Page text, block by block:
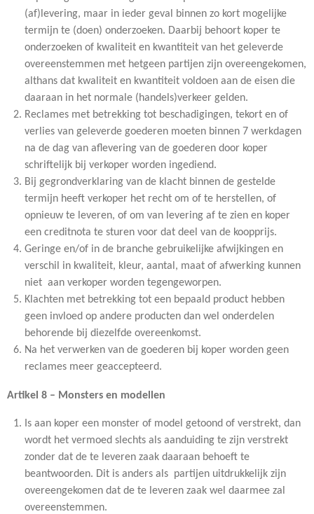
(af)levering, maar in ieder geval binnen zo kort mogelijke
termijn te (doen) onderzoeken. Daarbij behoort koper te
onderzoeken of kwaliteit en kwantiteit van het geleverde
overeenstemmen met hetgeen partijen zijn overeengekomen,
althans dat kwaliteit en kwantiteit voldoen aan de eisen die
daaraan in het normale (handels)verkeer gelden.
Reclames met betrekking tot beschadigingen, tekort en of
verlies van geleverde goederen moeten binnen 7 werkdagen
na de dag van aflevering van de goederen door koper
schriftelijk bij verkoper worden ingediend.
Bij gegrondverklaring van de klacht binnen de gestelde
termijn heeft verkoper het recht om of te herstellen, of
opnieuw te leveren, of om van levering af te zien en koper
een creditnota te sturen voor dat deel van de koopprijs.
Geringe en/of in de branche gebruikelijke afwijkingen en
verschil in kwaliteit, kleur, aantal, maat of afwerking kunnen
niet aan verkoper worden tegengeworpen.
Klachten met betrekking tot een bepaald product hebben
geen invloed op andere producten dan wel onderdelen
behorende bij diezelfde overeenkomst.
Na het verwerken van de goederen bij koper worden geen
reclames meer geaccepteerd.
Artikel 8 – Monsters en modellen
Is aan koper een monster of model getoond of verstrekt, dan
wordt het vermoed slechts als aanduiding te zijn verstrekt
zonder dat de te leveren zaak daaraan behoeft te
beantwoorden. Dit is anders als partijen uitdrukkelijk zijn
overeengekomen dat de te leveren zaak wel daarmee zal
overeenstemmen.